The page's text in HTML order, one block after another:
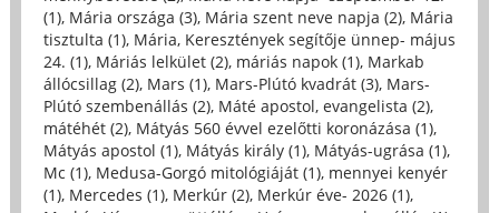
(1), Mária országa (3), Mária szent neve napja (2), Mária
tisztulta (1), Mária, Keresztények segítője ünnep- május
24. (1), Máriás lelkület (2), máriás napok (1), Markab
állócsillag (2), Mars (1), Mars-Plútó kvadrát (3), Mars-
Plútó szembenállás (2), Máté apostol, evangelista (2),
mátéhét (2), Mátyás 560 évvel ezelőtti koronázása (1),
Mátyás apostol (1), Mátyás király (1), Mátyás-ugrása (1),
Mc (1), Medusa-Gorgó mitológiáját (1), mennyei kenyér
(1), Mercedes (1), Merkúr (2), Merkúr éve- 2026 (1),